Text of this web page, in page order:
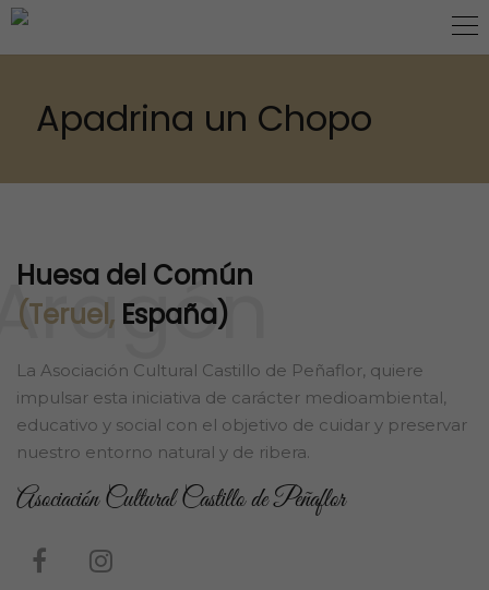
Apadrina un Chopo
Huesa del Común
(Teruel, España)
La Asociación Cultural Castillo de Peñaflor, quiere
impulsar esta iniciativa de carácter medioambiental,
educativo y social con el objetivo de cuidar y preservar
nuestro entorno natural y de ribera.
Asociación Cultural Castillo de Peñaflor